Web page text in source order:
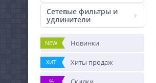
Сетевые фильтры и
удлинители
NEW Новинки
ХИТ Хиты продаж
%